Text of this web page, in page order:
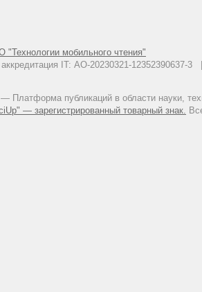
"Технологии мобильного чтения"
аккредитация IT: АО-20230321-
Платформа публикаций в области науки,
— зарегистрированный товарный знак.